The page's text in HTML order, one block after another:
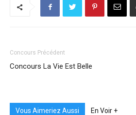
Concours Précédent
Concours La Vie Est Belle
Vous Aimeriez Aussi En Voir +